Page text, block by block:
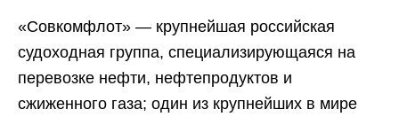
«Совкомфлот» — крупнейшая российская
судоходная группа, специализирующаяся на
перевозке нефти, нефтепродуктов и
сжиженного газа; один из крупнейших в мире